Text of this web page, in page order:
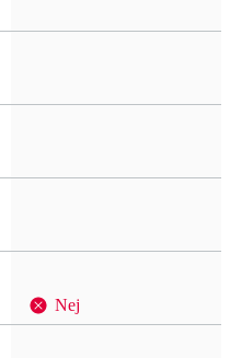
Nej